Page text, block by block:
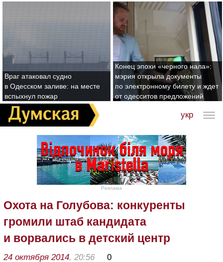
Враг атаковал судно
в Одесском заливе: на месте
вспыхнул пожар
Конец эпохи «черного нала»:
мэрия открыла документы
по электронному билету и ждет
от одесситов предложений
укр
Реклама
Охота на Голубова: конкуренты
громили штаб кандидата
и ворвались в детский центр
24 октября 2014, 20:56 0